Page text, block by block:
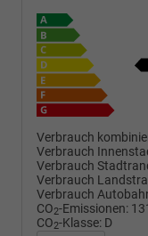
Verbrauch
Verbrauch
Verbrauch
Verbrauch
Verbrauch
CO2-Emissionen:
CO2-Klasse: D